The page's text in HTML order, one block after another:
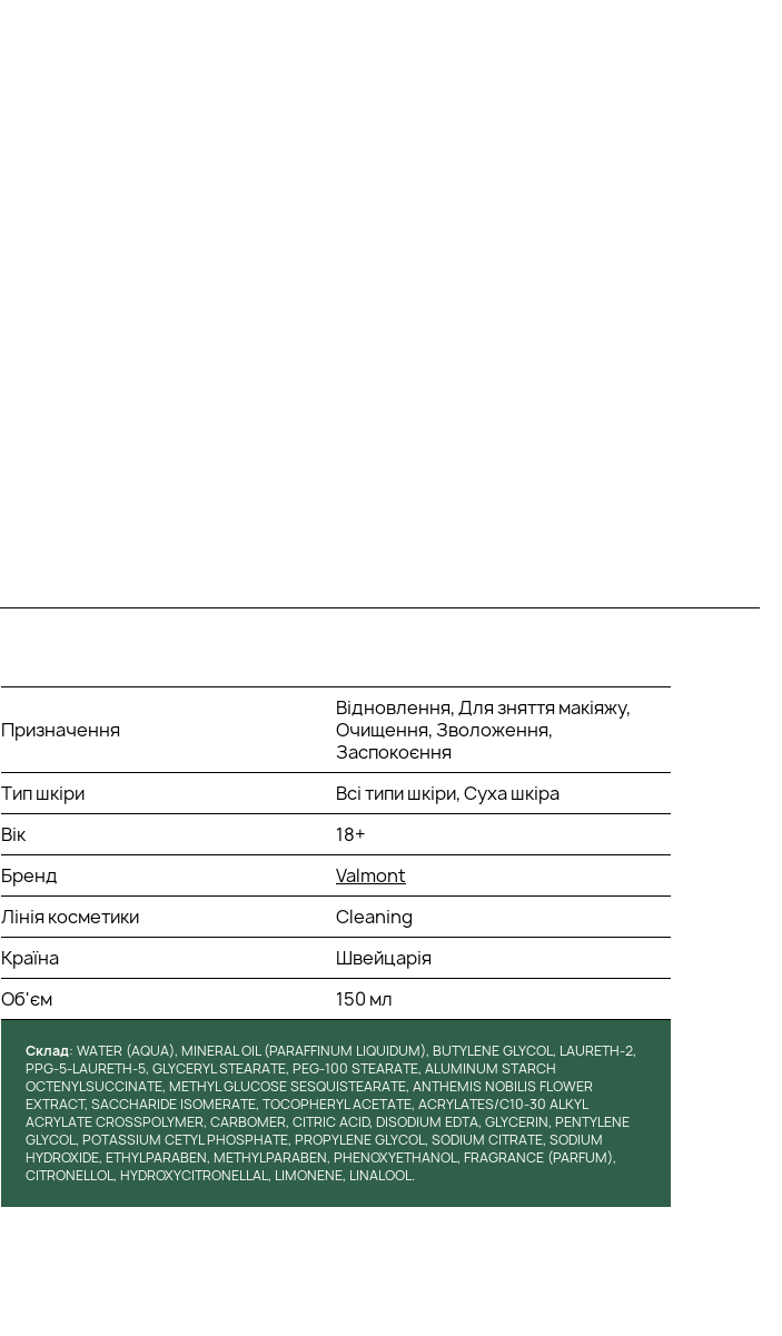
Призначення
Відновлення, Для зняття макіяжу,
Очищення, Зволоження,
Заспокоєння
Тип шкіри
Всі типи шкіри, Суха шкіра
Вік
18+
Бренд
Valmont
Лінія косметики
Cleaning
Країна
Швейцарія
Об'єм
150 мл
Cклад: WATER (AQUA), MINERAL OIL (PARAFFINUM LIQUIDUM), BUTYLENE GLYCOL, LAURETH-2,
PPG-5-LAURETH-5, GLYCERYL STEARATE, PEG-100 STEARATE, ALUMINUM STARCH
OCTENYLSUCCINATE, METHYL GLUCOSE SESQUISTEARATE, ANTHEMIS NOBILIS FLOWER
EXTRACT, SACCHARIDE ISOMERATE, TOCOPHERYL ACETATE, ACRYLATES/C10-30 ALKYL
ACRYLATE CROSSPOLYMER, CARBOMER, CITRIC ACID, DISODIUM EDTA, GLYCERIN, PENTYLENE
GLYCOL, POTASSIUM CETYL PHOSPHATE, PROPYLENE GLYCOL, SODIUM CITRATE, SODIUM
HYDROXIDE, ETHYLPARABEN, METHYLPARABEN, PHENOXYETHANOL, FRAGRANCE (PARFUM),
CITRONELLOL, HYDROXYCITRONELLAL, LIMONENE, LINALOOL.